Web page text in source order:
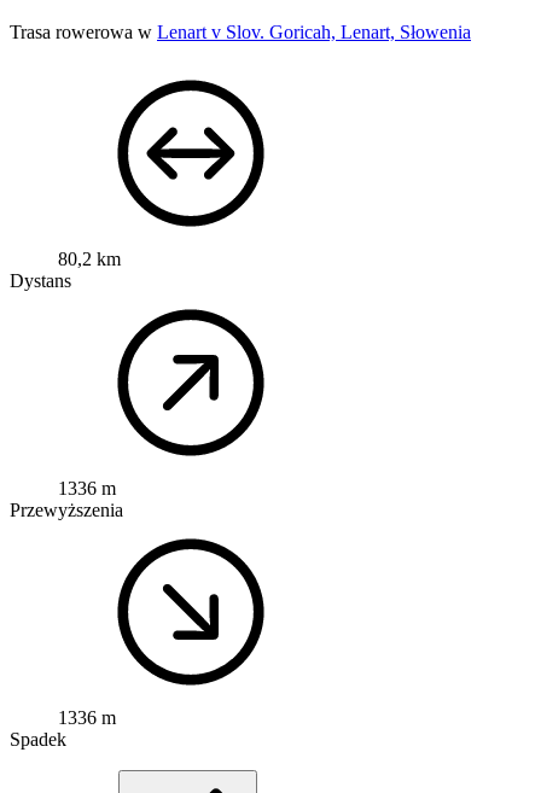
Trasa rowerowa w Lenart v Slov. Goricah, Lenart, Słowenia
80,2 km
Dystans
1336 m
Przewyższenia
1336 m
Spadek